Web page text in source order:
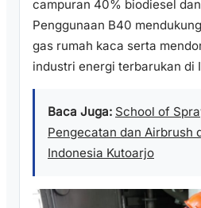
campuran 40% biodiesel
Penggunaan B40
gas rumah kaca serta
industri energi terbarukan di
Baca Juga: School of
Pengecatan dan Airbrush
Indonesia Kutoarjo